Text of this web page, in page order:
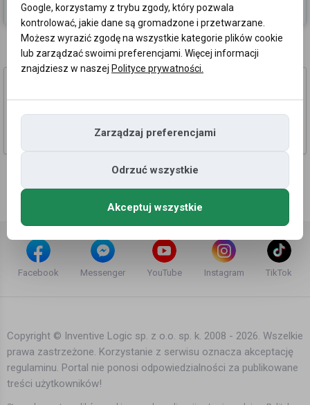
Ogłoszenia »Usługi
Komputery, RTV, Elektronika, TV Sat w Norwegii
Precyzyjne dostrajanie i ustawianie anten
satelitarnych. Tv sat. Oslo + 150 km. Marcin tel. 486
65 857
Facebook Messenger YouTube Instagram TikTok
Copyright © Inventive Logic sp. z o.o. sp. k. 2008 - 2026. Wszelkie
prawa zastrzeżone. Korzystanie z serwisu oznacza akceptację
regulaminu. Portal nie ponosi odpowiedzialności za publikowane
treści użytkowników!
Google, korzystamy z trybu zgody, który pozwala
kontrolować, jakie dane są gromadzone i przetwarzane.
Możesz wyrazić zgodę na wszystkie kategorie plików cookie
lub zarządzać swoimi preferencjami. Więcej informacji
znajdziesz w naszej Polityce prywatności.
Zarządzaj preferencjami
Odrzuć wszystkie
Akceptuj wszystkie